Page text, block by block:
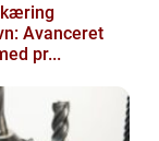
Avanceret
pr...